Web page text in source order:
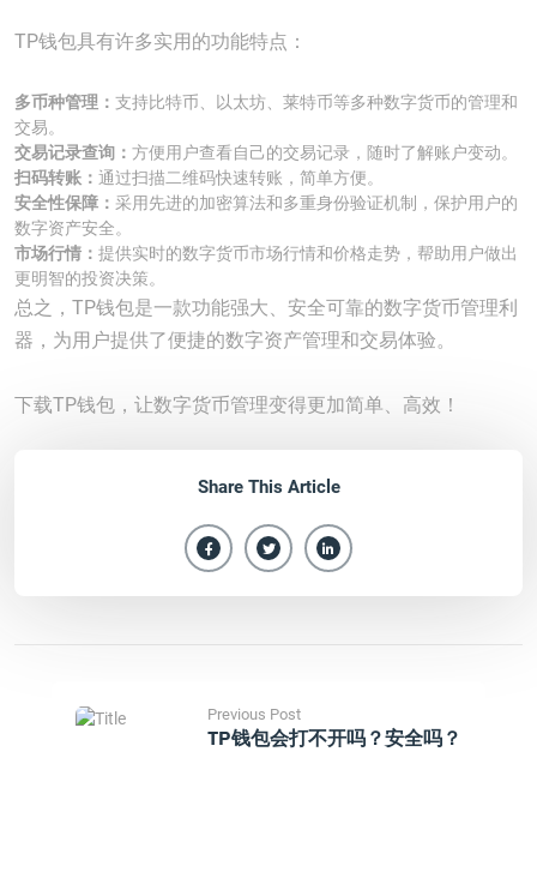
TP钱包具有许多实用的功能特点：
多币种管理： 支持比特币、以太坊、莱特币等多种数字货币的管理和
交易。
交易记录查询： 方便用户查看自己的交易记录，随时了解账户变动。
扫码转账： 通过扫描二维码快速转账，简单方便。
安全性保障： 采用先进的加密算法和多重身份验证机制，保护用户的
数字资产安全。
市场行情： 提供实时的数字货币市场行情和价格走势，帮助用户做出
更明智的投资决策。
总之，TP钱包是一款功能强大、安全可靠的数字货币管理利
器，为用户提供了便捷的数字资产管理和交易体验。
下载TP钱包，让数字货币管理变得更加简单、高效！
Share This Article
Previous Post
TP钱包会打不开吗？安全吗？